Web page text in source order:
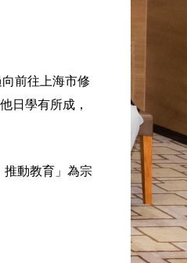
前往上海市修
日學有所成，
推動教育」為宗